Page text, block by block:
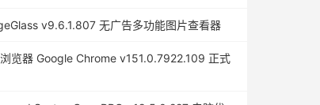
v9.6.1.807 无广告多功能图片查看器
览器 Google Chrome v151.0.7922.109 正式